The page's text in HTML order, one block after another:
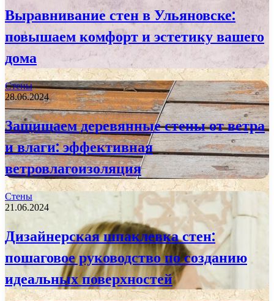
Выравнивание стен в Ульяновске:
повышаем комфорт и эстетику вашего
дома
Стены
28.06.2024
Защищаем деревянные стены от ветра
и влаги: эффективная
ветровлагоизоляция
Стены
21.06.2024
Дизайнерская шпаклевка стен:
пошаговое руководство по созданию
идеальных поверхностей